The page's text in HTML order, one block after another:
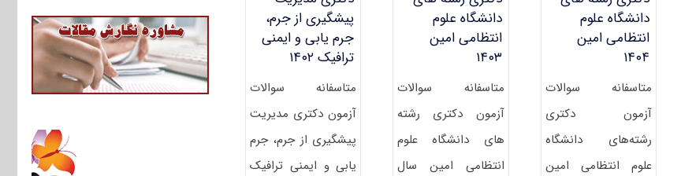
دانشگاه علوم
انتظامی امین
۱۴۰۴
متاسفانه سوالات
آزمون دکتری
رشته‌های دانشگاه
علوم انتظامی امین
دانشگاه علوم
انتظامی امین
۱۴۰۳
متاسفانه سوالات
آزمون دکتری رشته
های دانشگاه علوم
انتظامی امین سال
پیشگیری از جرم،
جرم یابی و ایمنی
ترافیک ۱۴۰۲
متاسفانه سوالات
آزمون دکتری مدیریت
پیشگیری از جرم، جرم
یابی و ایمنی ترافیک